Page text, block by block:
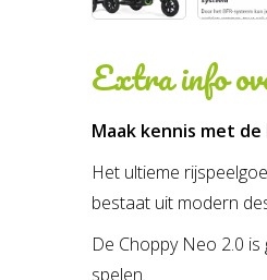
Extra info
Maak kennis met de
Het ultieme
bestaat uit modern
De Choppy Neo 2.0
spelen.